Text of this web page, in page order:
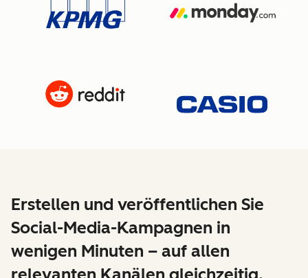
Erstellen und veröffentlichen Sie
Social-Media-Kampagnen in
wenigen Minuten – auf allen